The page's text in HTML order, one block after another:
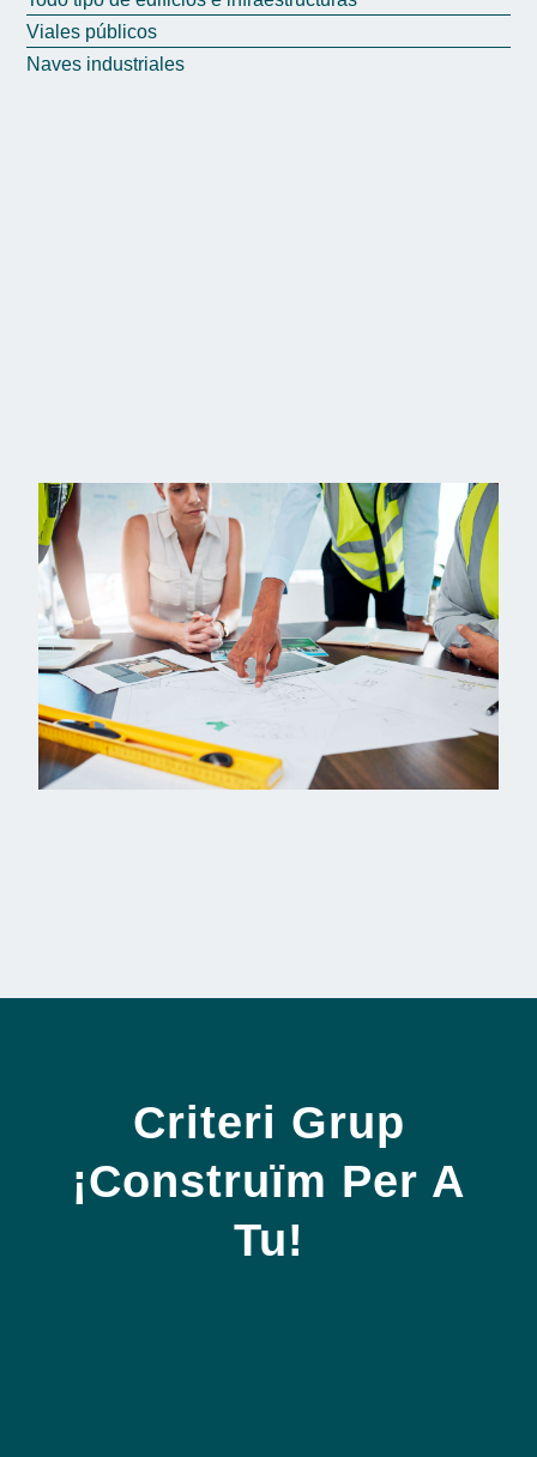
Viales públicos
Naves industriales
Criteri Grup
¡Construïm Per A
Tu!